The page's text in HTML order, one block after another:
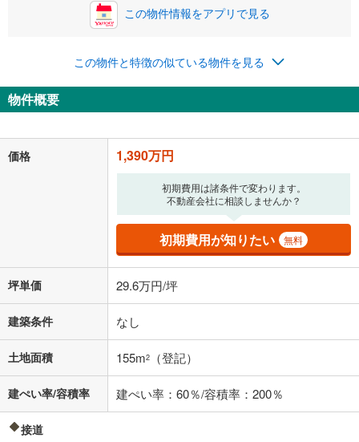
この物件情報をアプリで見る
この物件と特徴の似ている物件を見る
物件概要
価格 1,390万円
初期費用は諸条件で変わります。
不動産会社に相談しませんか？
初期費用が知りたい 無料
坪単価 29.6万円/坪
建築条件 なし
土地面積 155m2 （登記）
建ぺい率/容積率 建ぺい率：60％/容積率：200％
接道